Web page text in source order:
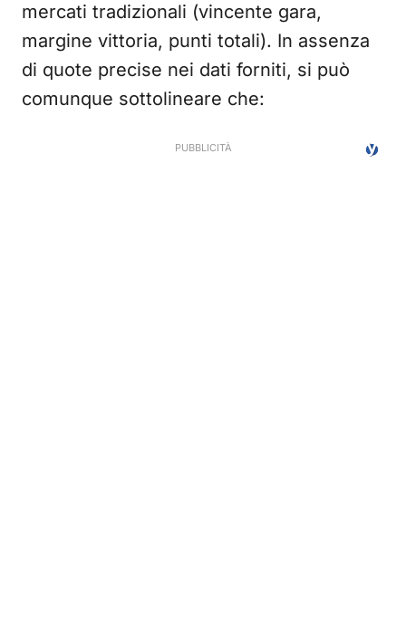
mercati tradizionali (vincente gara,
margine vittoria, punti totali). In assenza
di quote precise nei dati forniti, si può
comunque sottolineare che: